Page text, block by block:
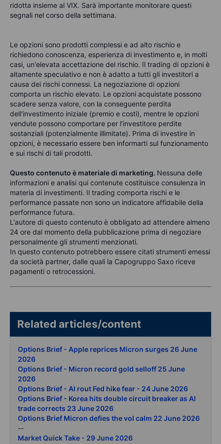
ridotta insieme al VIX. Sarà importante monitorare questi
segnali nel corso della settimana.
Le opzioni sono prodotti complessi e ad alto rischio e
richiedono conoscenza, esperienza di investimento e, in molti
casi, un'elevata accettazione del rischio. Il trading di opzioni è
altamente speculativo e non è adatto a tutti gli investitori a
causa dei rischi connessi. La negoziazione di opzioni
comporta un rischio elevato. Le opzioni acquistate possono
scadere senza valore, con la conseguente perdita
dell'investimento iniziale (premio e costi), mentre le opzioni
vendute possono comportare per l’investitore perdite
sostanziali (potenzialmente illimitate). Prima di investire in
opzioni, è necessario essere ben informarti sul funzionamento
e sui rischi di tali prodotti.
Questo contenuto è materiale di marketing. Nessuna delle
informazioni e analisi qui contenute costituisce consulenza in
materia di investimenti. Il trading comporta rischi e le
performance passate non sono un indicatore affidabile della
performance futura.
L'autore di questo contenuto è obbligato ad attendere almeno
24 ore dal momento della pubblicazione prima di negoziare
personalmente gli strumenti menzionati.
In questo contenuto potrebbero essere citati strumenti emessi
da società partner, dalle quali la Capogruppo Saxo riceve
pagamenti o retrocessioni.
Related articles/content
Options Brief - Apple reprices Micron surges 26 June
2026
Options Brief - Micron record gold selloff 25 June
2026
Options Brief - AI rout Fed hike fear - 24 June 2026
Options Brief - Korea hits double circuit breaker as AI
trade corrects 23 June 2026
Options Brief Micron defies the vol calm 22 June 2026
--
Market Quick Take - 29 June 2026